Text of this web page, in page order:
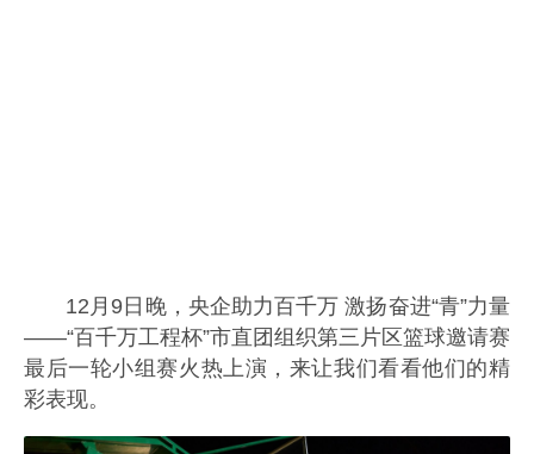
12月9日晚，央企助力百千万 激扬奋进“青”力量
——“百千万工程杯”市直团组织第三片区篮球邀请赛
最后一轮小组赛火热上演， 来让我们看看他们的精
彩表现。